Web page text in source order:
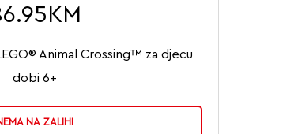
KM
Animal Crossing™ za djecu
dobi 6+
NA ZALIHI